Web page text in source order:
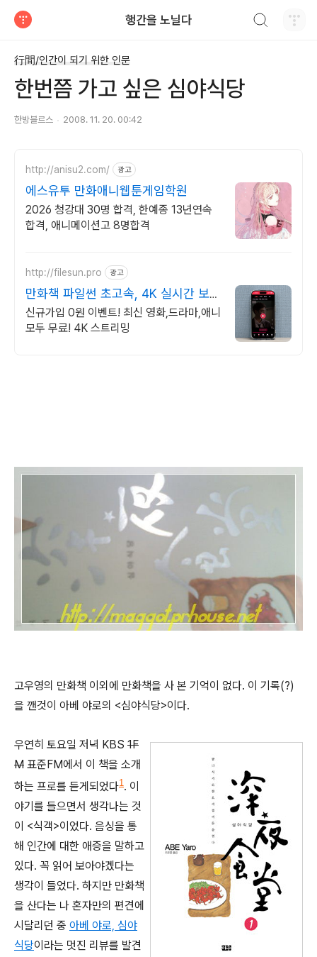
행간을 노닐다
行間/인간이 되기 위한 인문
한번쯤 가고 싶은 심야식당
한방블르스 2008. 11. 20. 00:42
http://anisu2.com/ 광고
에스유투 만화애니웹툰게임학원
2026 청강대 30명 합격, 한예종 13년연속
합격, 애니메이션고 8명합격
http://filesun.pro 광고
만화책 파일썬 초고속, 4K 실시간 보
기!
신규가입 0원 이벤트! 최신 영화,드라마,애니
모두 무료! 4K 스트리밍
고우영의 만화책 이외에 만화책을 사 본 기억이 없다. 이 기록(?)
을 깬것이 아베 야로의 <심야식당>이다.
우연히 토요일 저녁 KBS 1F
M 표준FM에서 이 책을 소개
하는 프로를 듣게되었다1 . 이
야기를 들으면서 생각나는 것
이 <식객>이었다. 음싱을 통
해 인간에 대한 애증을 말하고
있다. 꼭 읽어 보아야겠다는
생각이 들었다. 하지만 만화책
을 산다는 나 혼자만의 편견에
시달리던 중 아베 야로, 심야
식당이라는 멋진 리뷰를 발견